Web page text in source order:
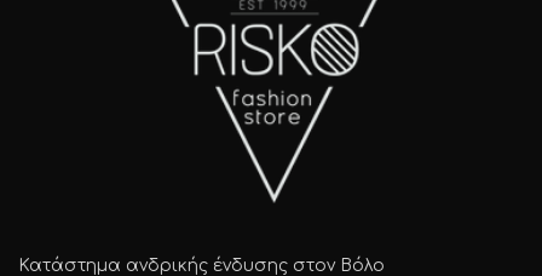
Κατάστημα ανδρικής ένδυσης στον Βόλο